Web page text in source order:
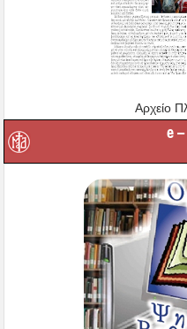
Αρχείο
e